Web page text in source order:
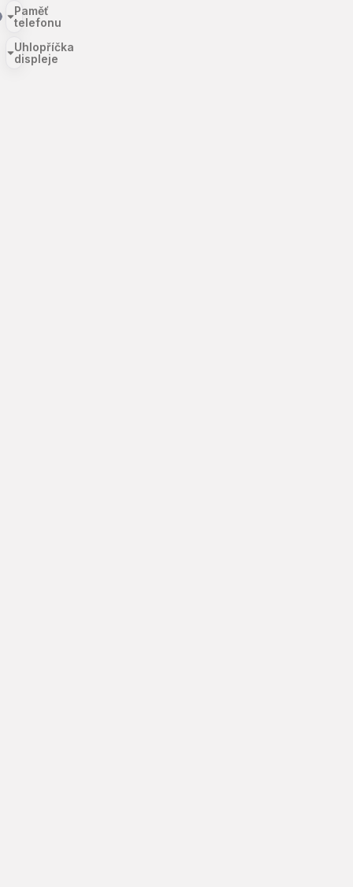
Paměť
telefonu
Uhlopříčka
displeje